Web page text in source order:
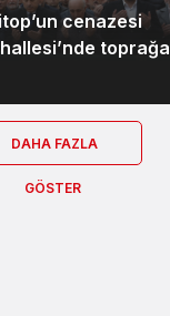
cenazesi
toprağa
DAHA FAZLA
GÖSTER